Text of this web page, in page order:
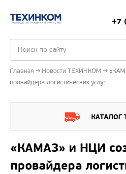
+7
Главная Новости ТЕХИНКОМ
провайдера логистических услуг
КАТАЛОГ
«КАМАЗ» и НЦИ
провайдера